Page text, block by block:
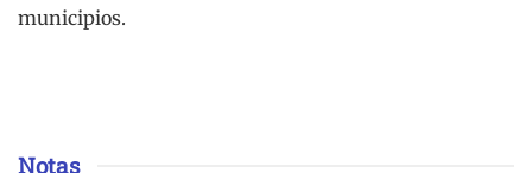
municipios.
Notas